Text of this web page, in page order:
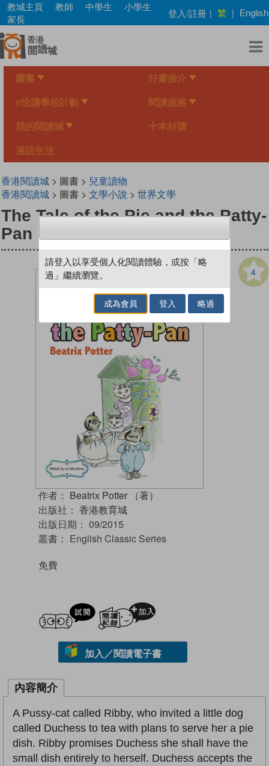
Skip
main
content
教城主頁 教師 中學生
小學生
家長
登入/註冊 | 繁 | English
圖書 好書推介
e悅讀學校計劃 閱讀服務
我的閱讀城 十本好讀
漫話生活
香港閱讀城> 圖書 > 兒童讀物
香港閱讀城> 圖書 > 文學小說 > 世界文學
The Tale of the Pie and the Patty-
Pan
4
作者： Beatrix Potter （著）
出版社： 香港教育城
出版日期： 09/2015
叢書： English Classic Series
免費
試閲
加入／閱讀電子書
內容簡介
A Pussy-cat called Ribby, who invited a little dog
called Duchess to tea with plans to serve her a pie
dish. Ribby promises Duchess she shall have the
small dish entirely to herself. Duchess accepts the
請登入以享受個人化閱讀體驗，或按「略
過」繼續瀏覽。
成為會員 登入 略過